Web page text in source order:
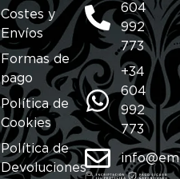
Costes y
Envíos
Formas de
pago
Política de
Cookies
Política de
Devoluciones
604
992
773
+34
604
992
773